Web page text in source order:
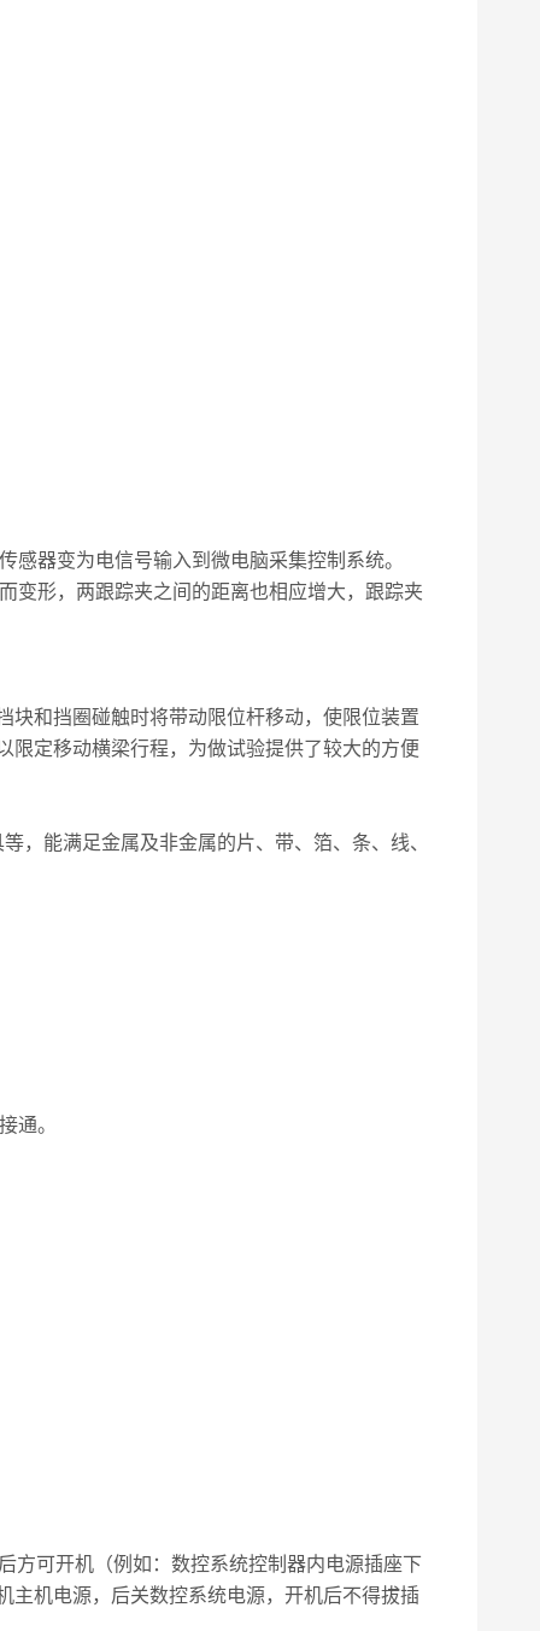
器变为电信号输入到微电脑采集控制系统。
变形，两跟踪夹之间的距离也相应增大，跟踪夹
块和挡圈碰触时将带动限位杆移动，使限位装置
限定移动横梁行程，为做试验提供了较大的方便
，能满足金属及非金属的片、带、箔、条、线、
通。
方可开机（例如：数控系统控制器内电源插座下
主机电源，后关数控系统电源，开机后不得拔插